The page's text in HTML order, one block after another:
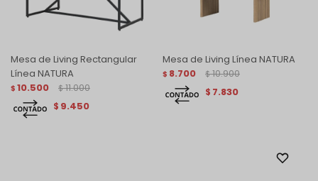
Mesa de Living Rectangular
Línea NATURA
$ 10.500 $ 11.000
$ 9.450
Mesa de Living Línea NATURA
$ 8.700 $ 10.900
$ 7.830